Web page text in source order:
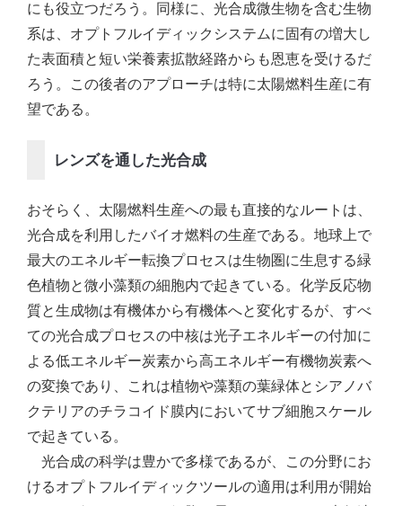
にも役立つだろう。同様に、光合成微生物を含む生物
系は、オプトフルイディックシステムに固有の増大し
た表面積と短い栄養素拡散経路からも恩恵を受けるだ
ろう。この後者のアプローチは特に太陽燃料生産に有
望である。
レンズを通した光合成
おそらく、太陽燃料生産への最も直接的なルートは、
光合成を利用したバイオ燃料の生産である。地球上で
最大のエネルギー転換プロセスは生物圏に生息する緑
色植物と微小藻類の細胞内で起きている。化学反応物
質と生成物は有機体から有機体へと変化するが、すべ
ての光合成プロセスの中核は光子エネルギーの付加に
よる低エネルギー炭素から高エネルギー有機物炭素へ
の変換であり、これは植物や藻類の葉緑体とシアノバ
クテリアのチラコイド膜内においてサブ細胞スケール
で起きている。
光合成の科学は豊かで多様であるが、この分野にお
けるオプトフルイディックツールの適用は利用が開始